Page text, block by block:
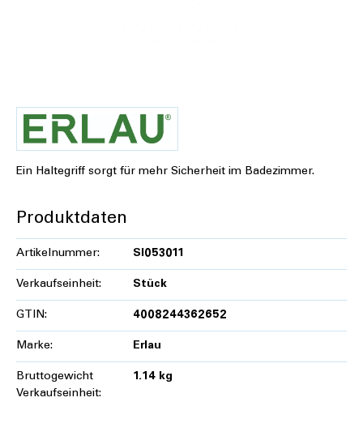
Ein Haltegriff sorgt für mehr Sicherheit im Badezimmer.
Produktdaten
Artikelnummer: SI053011
Verkaufseinheit: Stück
GTIN: 4008244362652
Marke: Erlau
Bruttogewicht
Verkaufseinheit:
1.14 kg